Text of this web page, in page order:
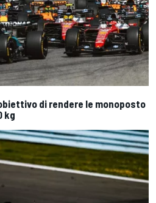
di rendere le monoposto
kg